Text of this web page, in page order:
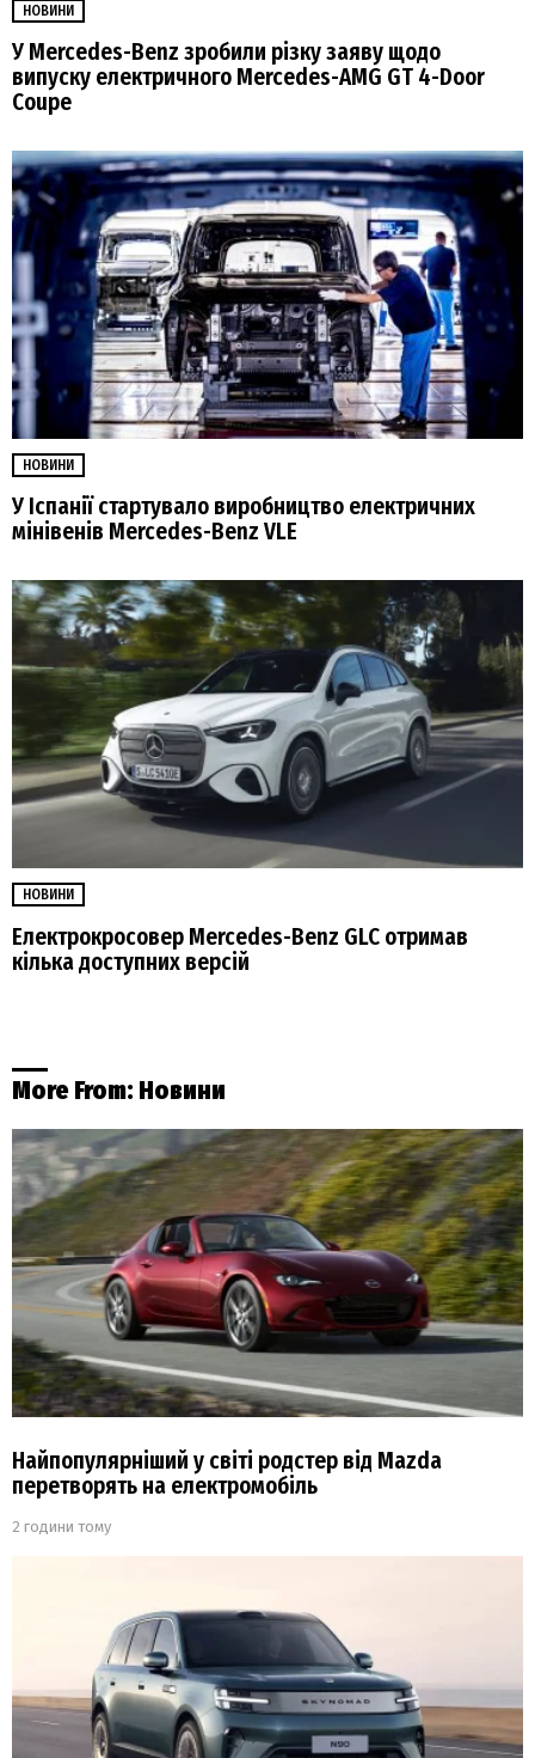
НОВИНИ
У Mercedes-Benz зробили різку заяву щодо
випуску електричного Mercedes-AMG GT 4-Door
Coupe
НОВИНИ
У Іспанії стартувало виробництво електричних
мінівенів Mercedes-Benz VLE
НОВИНИ
Електрокросовер Mercedes-Benz GLC отримав
кілька доступних версій
More From: Новини
Найпопулярніший у світі родстер від Mazda
перетворять на електромобіль
2 години тому